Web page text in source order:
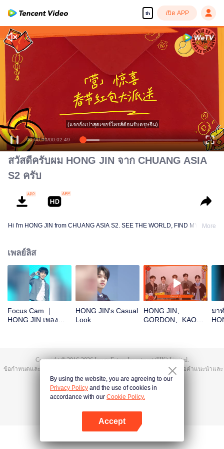
th เปิด APP
00:00:00/00:02:49
(แจกอั่งเปาสุดเซอร์ไพรส์ต้อนรับตรุษจีน)
สวัสดีครับผม HONG JIN จาก CHUANG ASIA
S2 ครับ
Hi I'm HONG JIN from CHUANG ASIA S2. SEE THE WORLD, FIND MYSELF!
More
เพลย์ลิส
Focus Cam ｜
HONG JIN เพลง
HONG JIN's Casual
Look
HONG JIN、
GORDON、KAO、
Let's witness the
มา
Copyright © 2016-2026Image Future Investment (HK) Limited.
ข้อกำหนดและเงื่อนไข
| เสนอคำแนะนำและ
ข้อติชม | @TencentVideo
By using the website, you are agreeing to our
Privacy Policy and the use of cookies in
accordance with our Cookie Policy.
Accept